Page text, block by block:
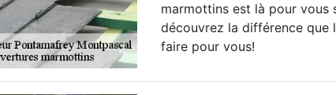
marmottins est là pour vous
découvrez la différence que
faire pour vous!